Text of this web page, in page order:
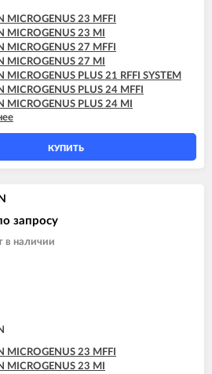
MICROGENUS 23 MFFI
MICROGENUS 23 MI
MICROGENUS 27 MFFI
MICROGENUS 27 MI
MICROGENUS PLUS 21 RFFI SYSTEM
MICROGENUS PLUS 24 MFFI
MICROGENUS PLUS 24 MI
MICROGENUS PLUS 28 MFFI
MICROGENUS PLUS 28 MI
MICROGENUS PLUS 28 RFFI SYSTEM
MICROGENUS PLUS 31 MFFI
MICROGENUS PLUS 31 RI SYSTEM
MICROSYSTEM 21 RFFI
T2 23 MI GPL
TX 27 MFFI
КУПИТЬ
запросу
в наличии
MICROGENUS 23 MFFI
MICROGENUS 23 MI